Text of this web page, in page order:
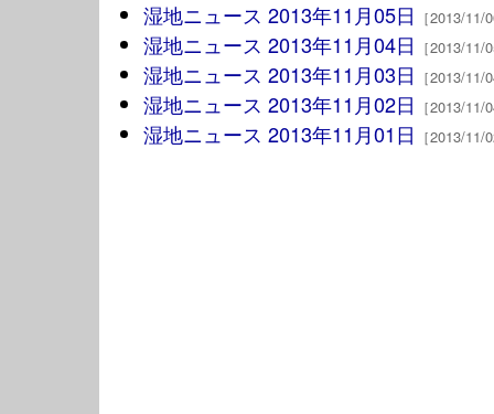
湿地ニュース 2013年11月05日 ［2013/11/
湿地ニュース 2013年11月04日 ［2013/11/
湿地ニュース 2013年11月03日 ［2013/11/
湿地ニュース 2013年11月02日 ［2013/11/
湿地ニュース 2013年11月01日 ［2013/11/